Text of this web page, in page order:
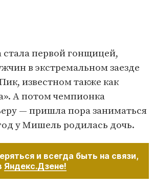
стала первой гонщицей,
в экстремальном заезде
известном также как
А потом чемпионка
— пришла пора заниматься
у Мишель родилась дочь.
и всегда быть на связи,
Яндекс.Дзене!